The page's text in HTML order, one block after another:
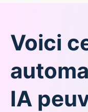
Voici
IA